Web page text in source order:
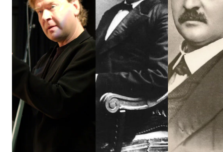
Fagmiljøer
Salane våre
Studentutvalet SUT (student.nmh.no)
FORSKNING
CREMAH
NordART
Prosjekter